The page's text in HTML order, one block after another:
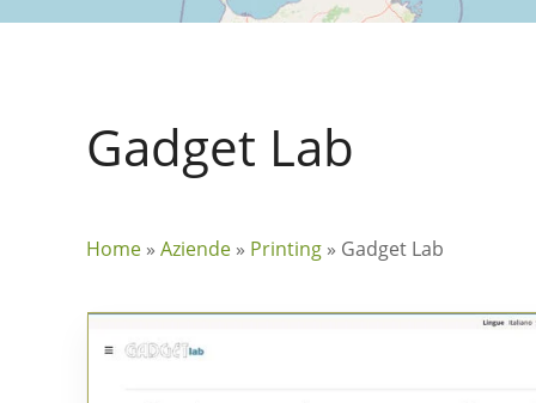
Gadget Lab
Home » Aziende » Printing » Gadget Lab